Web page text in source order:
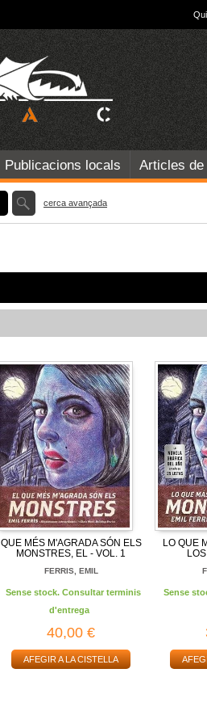
Publicacions locals Articles de
cerca avançada
QUE MÉS M'AGRADA SÓN ELS
MONSTRES, EL - VOL. 1
FERRIS, EMIL
Sense stock. Consultar terminis
d'entrega
40,00 €
AFEGIR A LA CISTELLA
LO QUE
Sense